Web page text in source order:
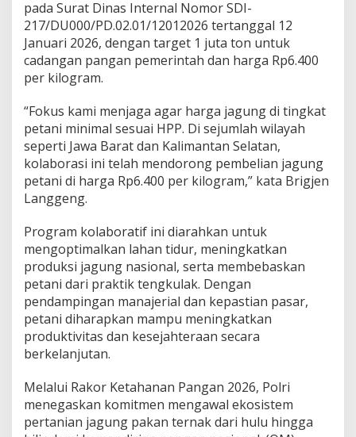
pada Surat Dinas Internal Nomor SDI-
217/DU000/PD.02.01/12012026 tertanggal 12
Januari 2026, dengan target 1 juta ton untuk
cadangan pangan pemerintah dan harga Rp6.400
per kilogram.
“Fokus kami menjaga agar harga jagung di tingkat
petani minimal sesuai HPP. Di sejumlah wilayah
seperti Jawa Barat dan Kalimantan Selatan,
kolaborasi ini telah mendorong pembelian jagung
petani di harga Rp6.400 per kilogram,” kata Brigjen
Langgeng.
Program kolaboratif ini diarahkan untuk
mengoptimalkan lahan tidur, meningkatkan
produksi jagung nasional, serta membebaskan
petani dari praktik tengkulak. Dengan
pendampingan manajerial dan kepastian pasar,
petani diharapkan mampu meningkatkan
produktivitas dan kesejahteraan secara
berkelanjutan.
Melalui Rakor Ketahanan Pangan 2026, Polri
menegaskan komitmen mengawal ekosistem
pertanian jagung pakan ternak dari hulu hingga